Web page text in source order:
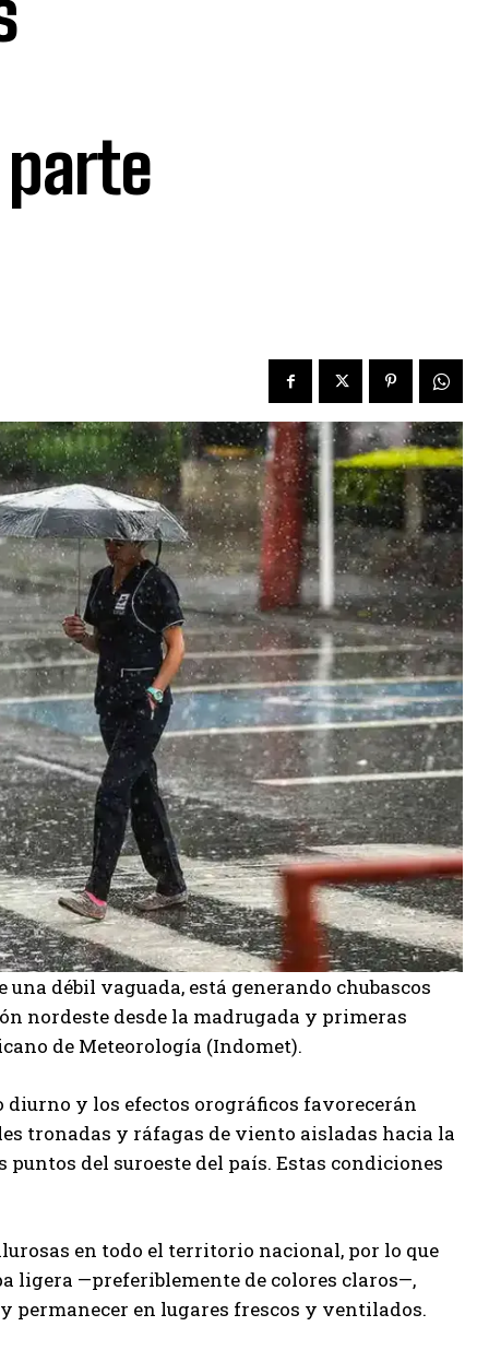
débil vaguada, está generando chubascos
nordeste desde la madrugada y primeras
de Meteorología (Indomet).
y los efectos orográficos favorecerán
tronadas y ráfagas de viento aisladas hacia la
del suroeste del país. Estas condiciones
en todo el territorio nacional, por lo que
ligera —preferiblemente de colores claros—,
en lugares frescos y ventilados.